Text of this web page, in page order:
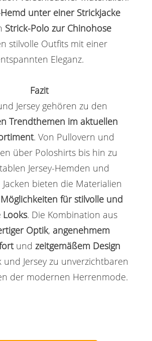
Hemd unter einer Strickjacke
Strick-Polo zur Chinohose
stilvolle Outfits mit einer
Eleganz.
Fazit
Jersey gehören zu den
Trendthemen im aktuellen
. Von Pullovern und
über Poloshirts bis hin zu
Jersey-Hemden und
bieten die Materialien
für stilvolle und
Looks. Die Kombination aus
Optik, angenehmem
und zeitgemäßem Design
und Jersey zu unverzichtbaren
der modernen Herrenmode.